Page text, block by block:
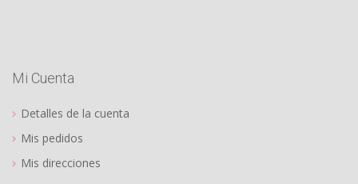
Mi Cuenta
Detalles de la cuenta
Mis pedidos
Mis direcciones